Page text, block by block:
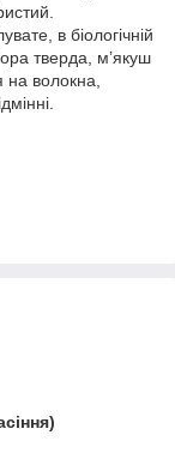
в біологічній
тверда, м’якуш
волокна,